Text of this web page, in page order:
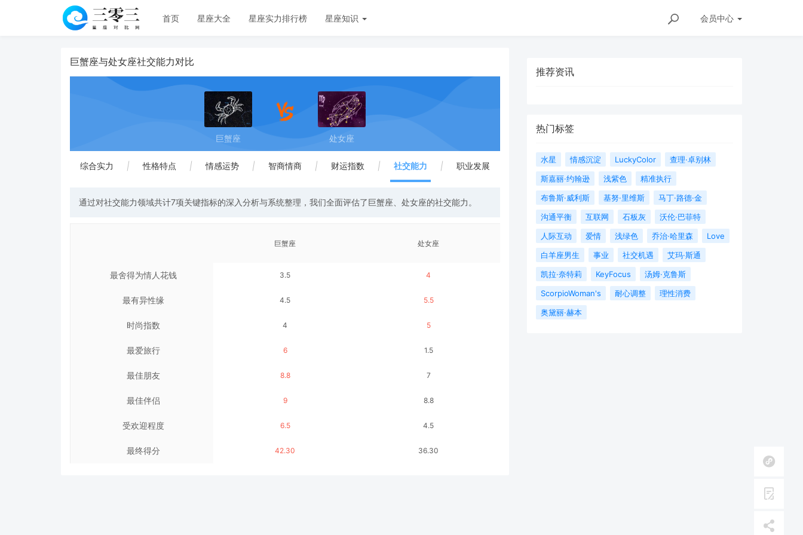
会员中心
首页 星座大全 星座实力排行榜 星座知识
巨蟹座与处女座社交能力对比
巨蟹座 处女座
综合实力 | 性格特点 | 情感运势 | 智商情商 | 财运指数 | 社交能力 | 职业发展
通过对社交能力领域共计7项关键指标的深入分析与系统整理，我们全面评估了巨蟹座、处女座的社交能力。
最舍得为情人花钱
最有异性缘
时尚指数
最爱旅行
最佳朋友
最佳伴侣
受欢迎程度
最终得分
巨蟹座
3.5
4.5
4
6
8.8
9
6.5
42.30
处女座
4
5.5
5
1.5
7
8.8
4.5
36.30
推荐资讯
热门标签
水星 情感沉淀 LuckyColor
查理·卓别林
斯嘉丽·约翰逊
浅紫色
精准执行
布鲁斯·威利斯
基努·里维斯
马丁·路德·金
沟通平衡
互联网 石板灰
沃伦·巴菲特
人际互动
爱情 浅绿色 乔治·哈里森
Love
白羊座男生
事业 社交机遇
艾玛·斯通
凯拉·奈特莉
KeyFocus
汤姆·克鲁斯
ScorpioWoman's
耐心调整
理性消费
奥黛丽·赫本